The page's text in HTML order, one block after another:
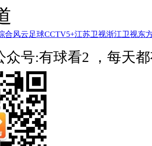
合风云足球CCTV5+江苏卫视浙江卫视东
众号:有球看2 ，每天